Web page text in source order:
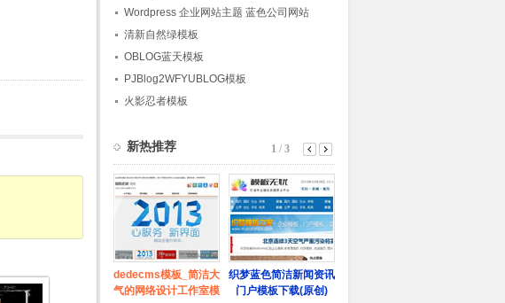
Wordpress 企业网站主题 蓝色公司网站
清新自然绿模板
OBLOG蓝天模板
PJBlog2WFYUBLOG模板
火影忍者模板